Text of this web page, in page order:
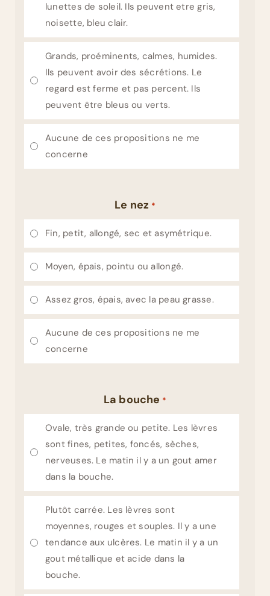
lunettes de soleil. Ils peuvent etre gris,
noisette, bleu clair.
Grands, proéminents, calmes, humides.
Ils peuvent avoir des sécrétions. Le
regard est ferme et pas percent. Ils
peuvent être bleus ou verts.
Aucune de ces propositions ne me
concerne
Le nez *
Fin, petit, allongé, sec et asymétrique.
Moyen, épais, pointu ou allongé.
Assez gros, épais, avec la peau grasse.
Aucune de ces propositions ne me
concerne
La bouche *
Ovale, très grande ou petite. Les lèvres
sont fines, petites, foncés, sèches,
nerveuses. Le matin il y a un gout amer
dans la bouche.
Plutôt carrée. Les lèvres sont
moyennes, rouges et souples. Il y a une
tendance aux ulcères. Le matin il y a un
gout métallique et acide dans la
bouche.